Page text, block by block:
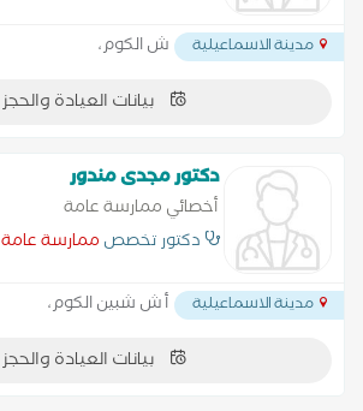
مدينة الاسماعيلية ش الكوم،
بيانات العيادة والحجز
دكتور مجدى مندور
أخصائي ممارسة عامة
دكتور تخصص ممارسة عامة
مدينة الاسماعيلية أ ش شبين الكوم،
بيانات العيادة والحجز